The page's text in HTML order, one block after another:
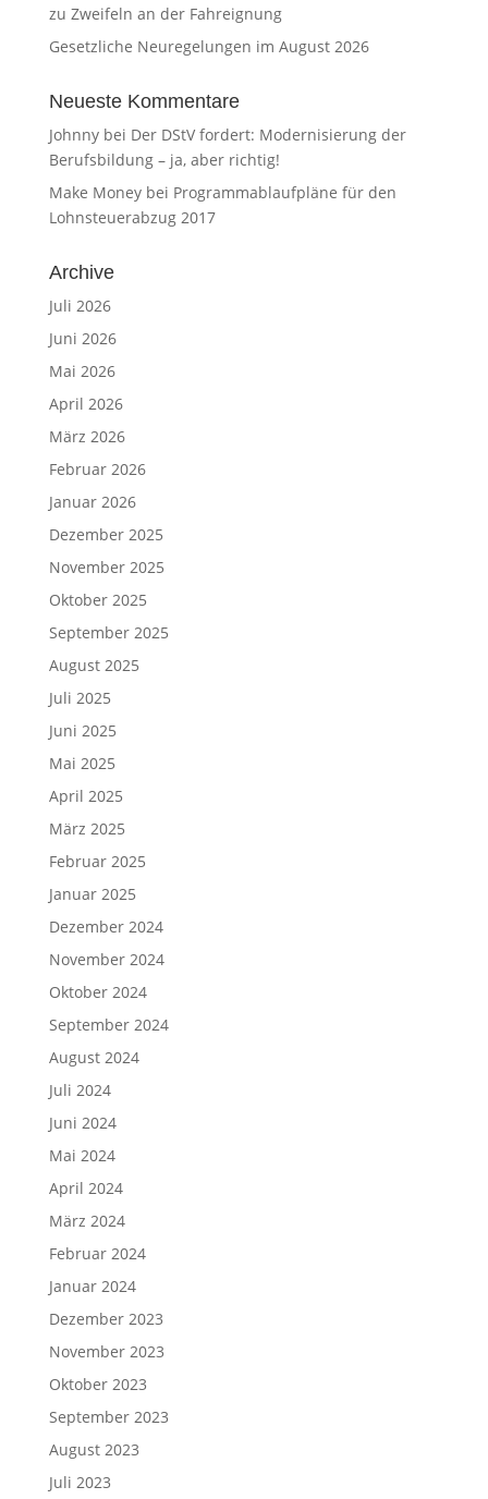
zu Zweifeln an der Fahreignung
Gesetzliche Neuregelungen im August 2026
Neueste Kommentare
Johnnybei Der DStV fordert: Modernisierung der
Berufsbildung – ja, aber richtig!
Make Moneybei Programmablaufpläne für den
Lohnsteuerabzug 2017
Archive
Juli 2026
Juni 2026
Mai 2026
April 2026
März 2026
Februar 2026
Januar 2026
Dezember 2025
November 2025
Oktober 2025
September 2025
August 2025
Juli 2025
Juni 2025
Mai 2025
April 2025
März 2025
Februar 2025
Januar 2025
Dezember 2024
November 2024
Oktober 2024
September 2024
August 2024
Juli 2024
Juni 2024
Mai 2024
April 2024
März 2024
Februar 2024
Januar 2024
Dezember 2023
November 2023
Oktober 2023
September 2023
August 2023
Juli 2023